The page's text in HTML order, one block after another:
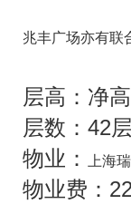
兆丰广场亦有联
层高：净
层数：42层
物业：
上海
物业费：